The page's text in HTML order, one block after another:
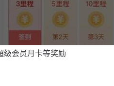
级会员月卡等奖励